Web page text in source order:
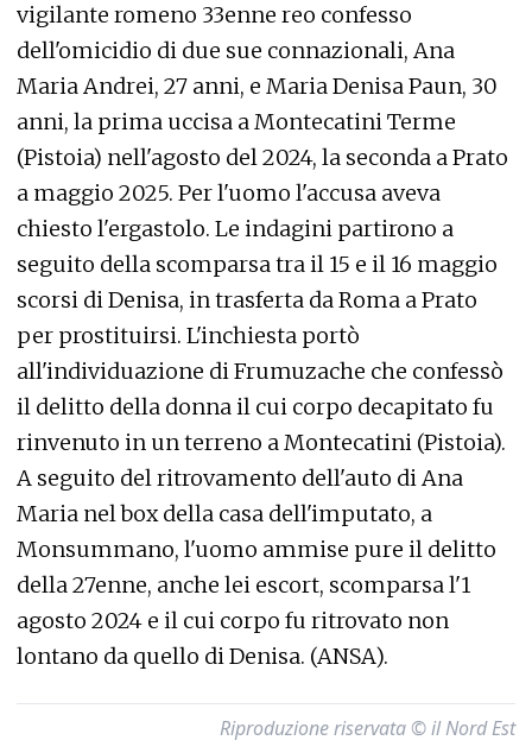
vigilante romeno 33enne reo confesso
dell'omicidio di due sue connazionali, Ana
Maria Andrei, 27 anni, e Maria Denisa Paun, 30
anni, la prima uccisa a Montecatini Terme
(Pistoia) nell'agosto del 2024, la seconda a Prato
a maggio 2025. Per l'uomo l'accusa aveva
chiesto l'ergastolo. Le indagini partirono a
seguito della scomparsa tra il 15 e il 16 maggio
scorsi di Denisa, in trasferta da Roma a Prato
per prostituirsi. L'inchiesta portò
all'individuazione di Frumuzache che confessò
il delitto della donna il cui corpo decapitato fu
rinvenuto in un terreno a Montecatini (Pistoia).
A seguito del ritrovamento dell'auto di Ana
Maria nel box della casa dell'imputato, a
Monsummano, l'uomo ammise pure il delitto
della 27enne, anche lei escort, scomparsa l'1
agosto 2024 e il cui corpo fu ritrovato non
lontano da quello di Denisa. (ANSA).
Riproduzione riservata © il Nord Est